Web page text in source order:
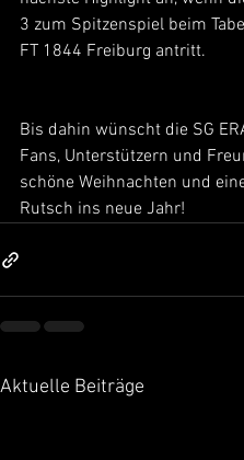
3 zum Spitzenspiel beim
FT 1844 Freiburg antritt.
Bis dahin wünscht die SG
Fans, Unterstützern und
schöne Weihnachten und
Rutsch ins neue Jahr!
Aktuelle Beiträge